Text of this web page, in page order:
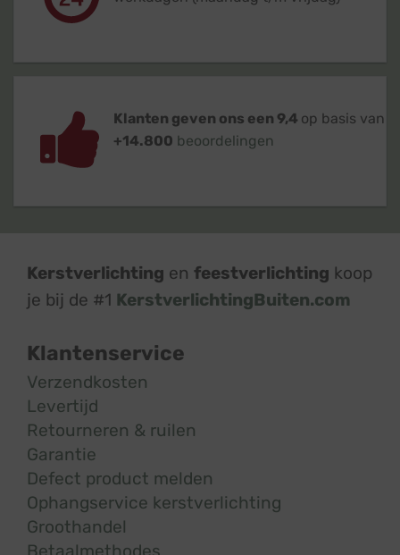
Klanten geven ons een 9,4 op basis van
+14.800 beoordelingen
Kerstverlichting en feestverlichting koop
je bij de #1 KerstverlichtingBuiten.com
Klantenservice
Verzendkosten
Levertijd
Retourneren & ruilen
Garantie
Defect product melden
Ophangservice kerstverlichting
Groothandel